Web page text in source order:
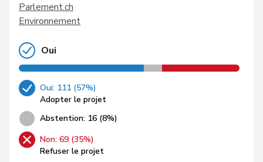
Parlement.ch
Environnement
Oui
Oui: 111 (57%)
Adopter le projet
Abstention: 16 (8%)
Non: 69 (35%)
Refuser le projet